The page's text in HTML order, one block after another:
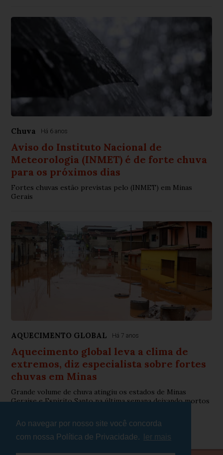
Ao navegar por nosso site você concorda
com nossa Política de Privacidade.
ler mais
Chuva Há 6 anos
Aviso do Instituto Nacional de
Meteorologia (INMET) é de forte chuva
para os próximos dias
Fortes chuvas estão previstas pelo (INMET) em Minas
Gerais
AQUECIMENTO GLOBAL Há 7 anos
Aquecimento global leva a clima de
extremos, diz especialista sobre fortes
chuvas em Minas
Grande volume de chuva atingiu os estados de Minas
Geraise e Espirito Santo na última semana deixando mortos